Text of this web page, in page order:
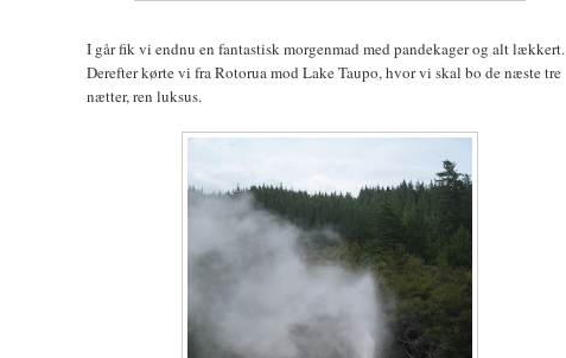
I går fik vi endnu en fantastisk morgenmad med pandekager og alt lækkert.
Derefter kørte vi fra Rotorua mod Lake Taupo, hvor vi skal bo de næste tre
nætter, ren luksus.